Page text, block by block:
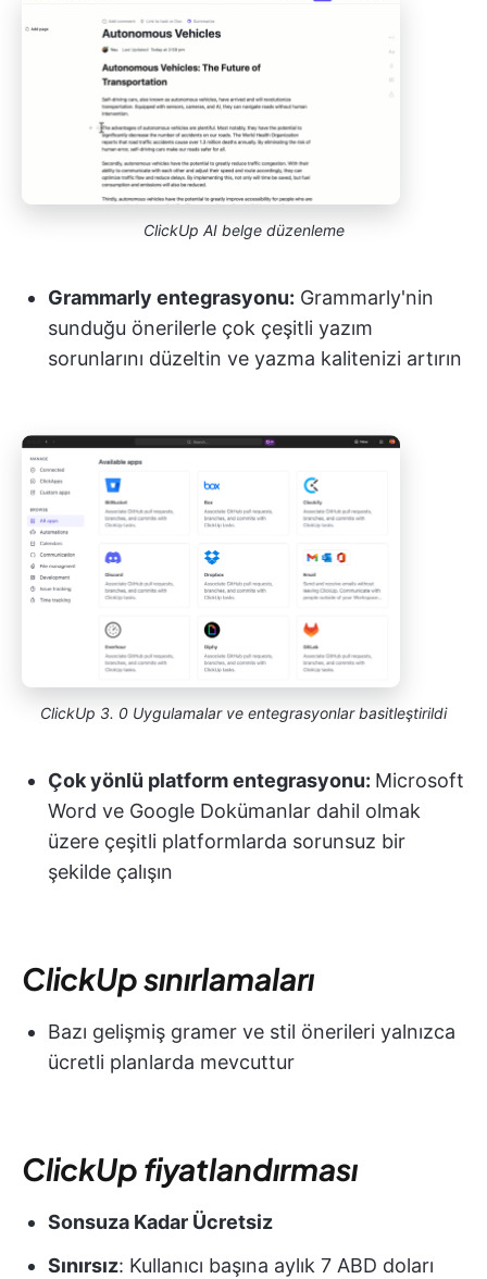
ClickUp AI belge düzenleme
Grammarly entegrasyonu: Grammarly'nin
sunduğu önerilerle çok çeşitli yazım
sorunlarını düzeltin ve yazma kalitenizi artırın
ClickUp 3. 0 Uygulamalar ve entegrasyonlar basitleştirildi
Çok yönlü platform entegrasyonu: Microsoft
Word ve Google Dokümanlar dahil olmak
üzere çeşitli platformlarda sorunsuz bir
şekilde çalışın
ClickUp sınırlamaları
Bazı gelişmiş gramer ve stil önerileri yalnızca
ücretli planlarda mevcuttur
ClickUp fiyatlandırması
Sonsuza Kadar Ücretsiz
Sınırsız: Kullanıcı başına aylık 7 ABD doları